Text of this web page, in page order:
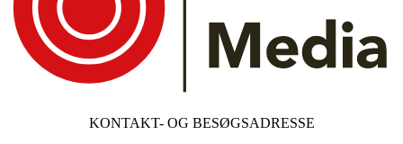
KONTAKT- OG BESØGSADRESSE